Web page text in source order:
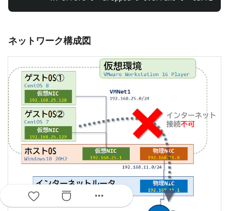
ネットワーク構成図
more_horiz